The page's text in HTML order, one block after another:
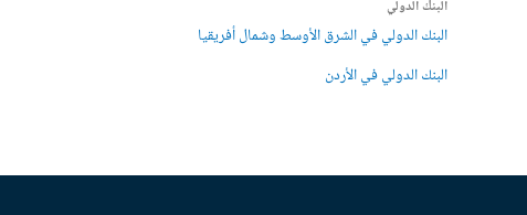
البنك الدولي
البنك الدولي في الشرق الأوسط وشمال أفريقيا
البنك الدولي في الأردن